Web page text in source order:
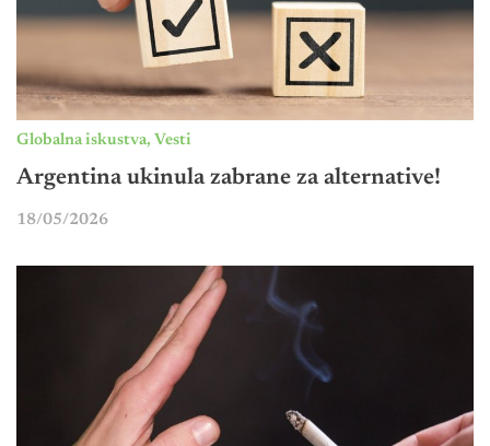
Globalna iskustva, Vesti
Argentina ukinula zabrane za alternative!
18/05/2026